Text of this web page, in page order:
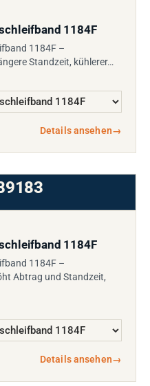
1184F
1184F –
Standzeit, kühlerer…
Details ansehen→
1184F
1184F –
Abtrag und Standzeit,
Details ansehen→